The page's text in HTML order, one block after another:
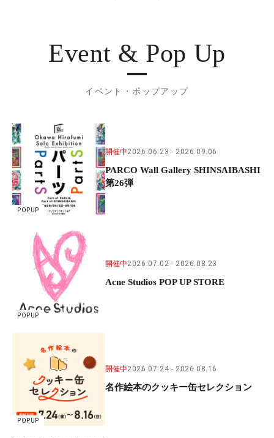
Event & Pop Up
イベント・ポップアップ
POPUP
開催中2026.06.23 2026.09.06
PARCO Wall Gallery SHINSAIBASHI
第26弾
POPUP
開催中2026.07.02 2026.08.23
Acne Studios POP UP STORE
POPUP
開催中2026.07.24 2026.08.16
名作絵本のクッキー缶セレクション